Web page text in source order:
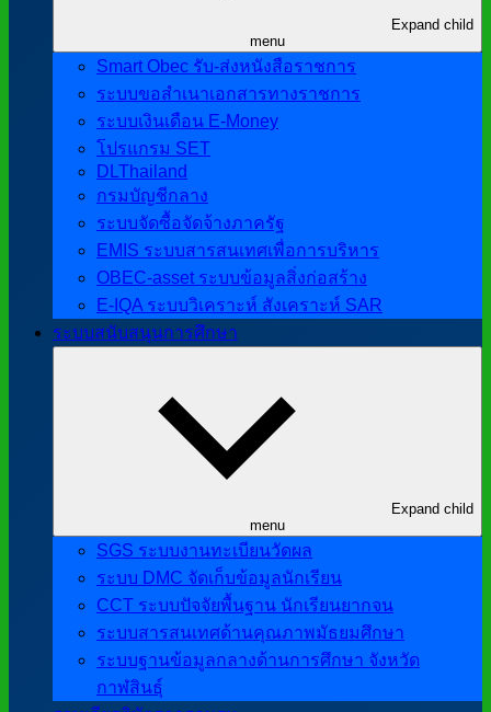
Expand child
menu
Smart Obec รับ-ส่งหนังสือราชการ
ระบบขอสำเนาเอกสารทางราชการ
ระบบเงินเดือน E-Money
โปรแกรม SET
DLThailand
กรมบัญชีกลาง
ระบบจัดซื้อจัดจ้างภาครัฐ
EMIS ระบบสารสนเทศเพื่อการบริหาร
OBEC-asset ระบบข้อมูลสิ่งก่อสร้าง
E-IQA ระบบวิเคราะห์ สังเคราะห์ SAR
ระบบสนับสนุนการศึกษา
Expand child
menu
SGS ระบบงานทะเบียนวัดผล
ระบบ DMC จัดเก็บข้อมูลนักเรียน
CCT ระบบปัจจัยพื้นฐาน นักเรียนยากจน
ระบบสารสนเทศด้านคุณภาพมัธยมศึกษา
ระบบฐานข้อมูลกลางด้านการศึกษา จังหวัด
กาฬสินธุ์